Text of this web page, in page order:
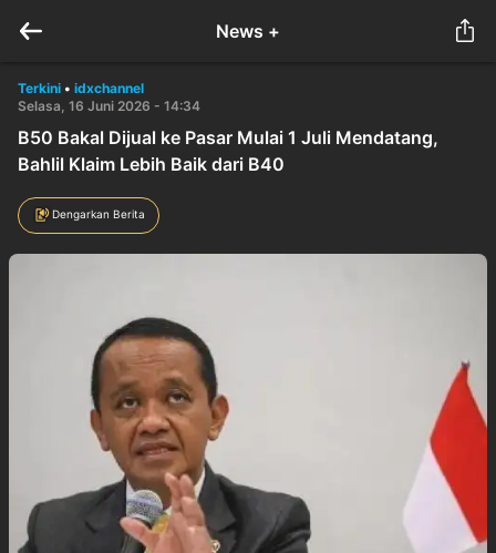
News +
Terkini • idxchannel
Selasa, 16 Juni 2026 - 14:34
B50 Bakal Dijual ke Pasar Mulai 1 Juli Mendatang,
Bahlil Klaim Lebih Baik dari B40
Dengarkan Berita